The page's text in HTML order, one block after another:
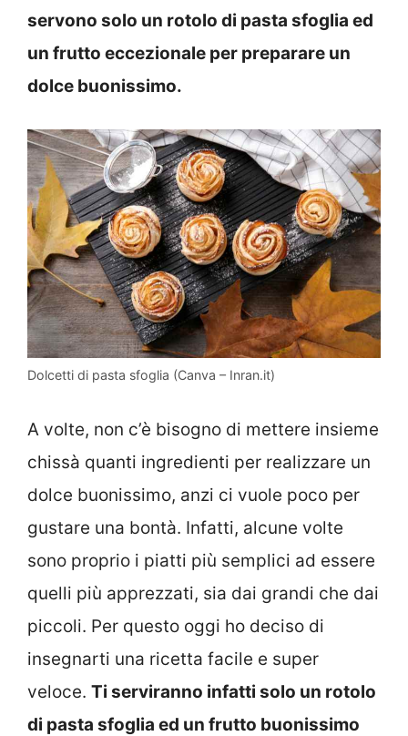
servono solo un rotolo di pasta sfoglia ed
un frutto eccezionale per preparare un
dolce buonissimo.
Dolcetti di pasta sfoglia (Canva – Inran.it)
A volte, non c’è bisogno di mettere insieme
chissà quanti ingredienti per realizzare un
dolce buonissimo, anzi ci vuole poco per
gustare una bontà. Infatti, alcune volte
sono proprio i piatti più semplici ad essere
quelli più apprezzati, sia dai grandi che dai
piccoli. Per questo oggi ho deciso di
insegnarti una ricetta facile e super
veloce. Ti serviranno infatti solo un rotolo
di pasta sfoglia ed un frutto buonissimo